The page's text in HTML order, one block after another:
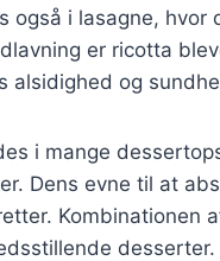
også i lasagne,
er ricotta
og
i mange
Dens evne til at
Kombinationen
desserter.